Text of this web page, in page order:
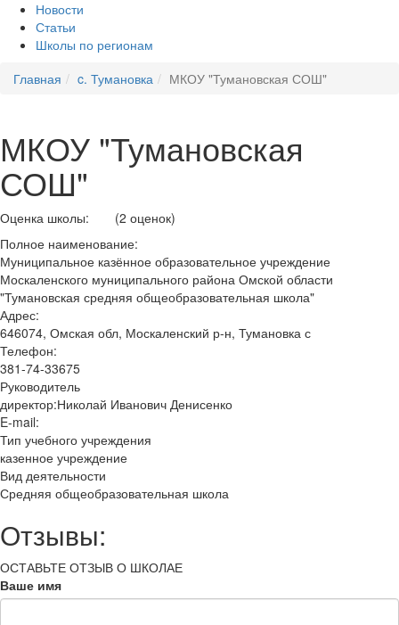
Новости
Статьи
Школы по регионам
Главная
c. Тумановка МКОУ "Тумановская СОШ"
МКОУ "Тумановская
СОШ"
Оценка школы:
(2 оценок)
Полное наименование:
Муниципальное казённое образовательное учреждение
Москаленского муниципального района Омской области
"Тумановская средняя общеобразовательная школа"
Адрес:
646074, Омская обл, Москаленский р-н, Тумановка с
Телефон:
381-74-33675
Руководитель
директор:Николай Иванович Денисенко
E-mail:
Тип учебного учреждения
казенное учреждение
Вид деятельности
Средняя общеобразовательная школа
Отзывы:
ОСТАВЬТЕ ОТЗЫВ О ШКОЛАЕ
Ваше имя